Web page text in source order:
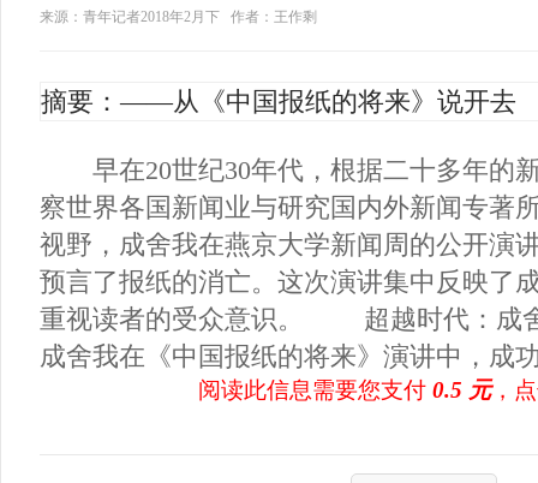
来源：青年记者2018年2月下
作者：王作剩
摘要：——从《中国报纸的将来》说开去
早在20世纪30年代，根据二十多年的
察世界各国新闻业与研究国内外新闻专著
视野，成舍我在燕京大学新闻周的公开演
预言了报纸的消亡。这次演讲集中反映了
重视读者的受众意识。 超越时代：
成舍我在《中国报纸的将来》演讲中，成
阅读此信息需要您支付 0.5 元，